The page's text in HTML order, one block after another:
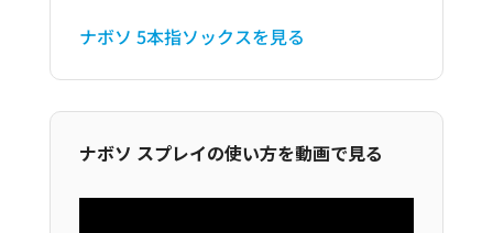
ナボソ 5本指ソックスを見る
ナボソ スプレイの使い方を動画で見る